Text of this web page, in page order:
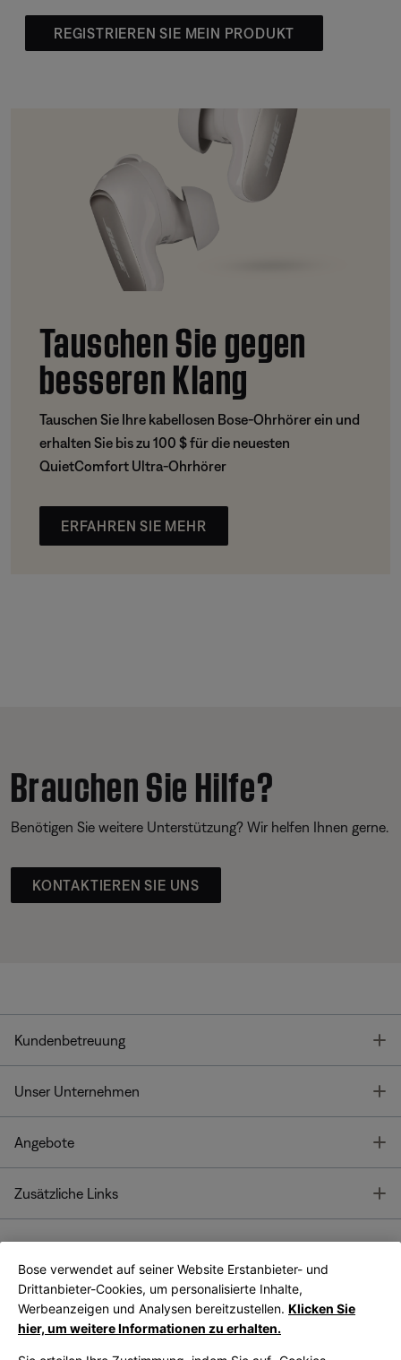
REGISTRIEREN SIE MEIN PRODUKT
Tauschen Sie gegen
besseren Klang
Tauschen Sie Ihre kabellosen Bose-Ohrhörer ein und
erhalten Sie bis zu 100 $ für die neuesten
QuietComfort Ultra-Ohrhörer
ERFAHREN SIE MEHR
Brauchen Sie Hilfe?
Benötigen Sie weitere Unterstützung? Wir helfen Ihnen gerne.
KONTAKTIEREN SIE UNS
Kundenbetreuung
Unser Unternehmen
Angebote
Zusätzliche Links
Bose App
Bose Connect
App
Bose verwendet auf seiner Website Erstanbieter- und
Drittanbieter-Cookies, um personalisierte Inhalte,
Werbeanzeigen und Analysen bereitzustellen. Klicken Sie
hier, um weitere Informationen zu erhalten.